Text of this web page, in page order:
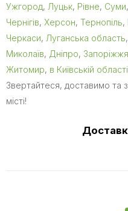
Ужгород, Луцьк, Рівне, Суми,
Чернігів, Херсон, Тернопіль,
Черкаси, Луганська область,
Миколаїв, Дніпро, Запоріжжя
Житомир, в Київській області
Звертайтеся, доставимо та
місті!